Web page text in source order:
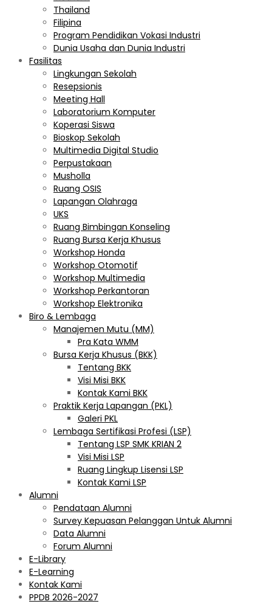
Thailand
Filipina
Program Pendidikan Vokasi Industri
Dunia Usaha dan Dunia Industri
Fasilitas
Lingkungan Sekolah
Resepsionis
Meeting Hall
Laboratorium Komputer
Koperasi Siswa
Bioskop Sekolah
Multimedia Digital Studio
Perpustakaan
Musholla
Ruang OSIS
Lapangan Olahraga
UKS
Ruang Bimbingan Konseling
Ruang Bursa Kerja Khusus
Workshop Honda
Workshop Otomotif
Workshop Multimedia
Workshop Perkantoran
Workshop Elektronika
Biro & Lembaga
Manajemen Mutu (MM)
Pra Kata WMM
Bursa Kerja Khusus (BKK)
Tentang BKK
Visi Misi BKK
Kontak Kami BKK
Praktik Kerja Lapangan (PKL)
Galeri PKL
Lembaga Sertifikasi Profesi (LSP)
Tentang LSP SMK KRIAN 2
Visi Misi LSP
Ruang Lingkup Lisensi LSP
Kontak Kami LSP
Alumni
Pendataan Alumni
Survey Kepuasan Pelanggan Untuk Alumni
Data Alumni
Forum Alumni
E-Library
E-Learning
Kontak Kami
PPDB 2026-2027